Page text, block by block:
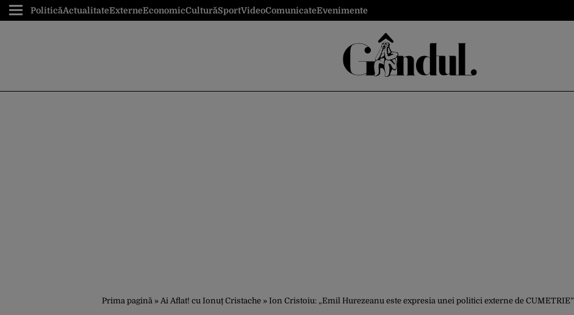
PoliticăActualitateExterneEconomicCulturăSportVideoComunicateEvenimente
Prima pagină » Ai Aflat! cu Ionuț Cristache » Ion Cristoiu: „Emil Hurezeanu este expresia unei politici externe de CUMETRIE”